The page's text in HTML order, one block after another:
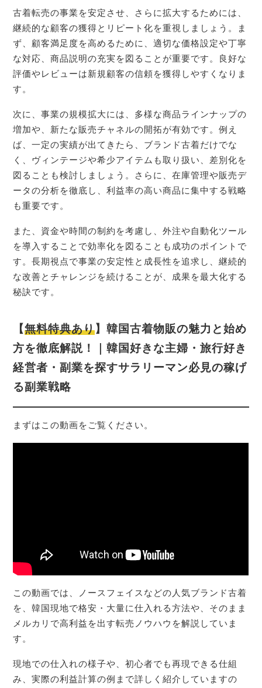
古着転売の事業を安定させ、さらに拡大するためには、
継続的な顧客の獲得とリピート化を重視しましょう。ま
ず、顧客満足度を高めるために、適切な価格設定や丁寧
な対応、商品説明の充実を図ることが重要です。良好な
評価やレビューは新規顧客の信頼を獲得しやすくなりま
す。
次に、事業の規模拡大には、多様な商品ラインナップの
増加や、新たな販売チャネルの開拓が有効です。例え
ば、一定の実績が出てきたら、ブランド古着だけでな
く、ヴィンテージや希少アイテムも取り扱い、差別化を
図ることも検討しましょう。さらに、在庫管理や販売デ
ータの分析を徹底し、利益率の高い商品に集中する戦略
も重要です。
また、資金や時間の制約を考慮し、外注や自動化ツール
を導入することで効率化を図ることも成功のポイントで
す。長期視点で事業の安定性と成長性を追求し、継続的
な改善とチャレンジを続けることが、成果を最大化する
秘訣です。
【無料特典あり】韓国古着物販の魅力と始め
方を徹底解説！｜韓国好きな主婦・旅行好き
経営者・副業を探すサラリーマン必見の稼げ
る副業戦略
まずはこの動画をご覧ください。
この動画では、ノースフェイスなどの人気ブランド古着
を、韓国現地で格安・大量に仕入れる方法や、そのまま
メルカリで高利益を出す転売ノウハウを解説していま
す。
現地での仕入れの様子や、初心者でも再現できる仕組
み、実際の利益計算の例まで詳しく紹介していますの